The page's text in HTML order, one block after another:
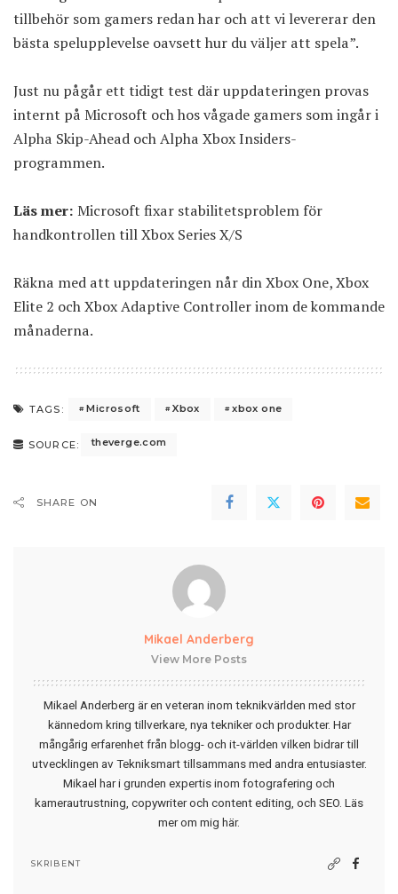
tillbehör som gamers redan har och att vi levererar den
bästa spelupplevelse oavsett hur du väljer att spela”.
Just nu pågår ett tidigt test där uppdateringen provas
internt på Microsoft och hos vågade gamers som ingår i
Alpha Skip-Ahead och Alpha Xbox Insiders-
programmen.
Läs mer: Microsoft fixar stabilitetsproblem för
handkontrollen till Xbox Series X/S
Räkna med att uppdateringen når din Xbox One, Xbox
Elite 2 och Xbox Adaptive Controller inom de kommande
månaderna.
TAGS: Microsoft Xbox xbox one
SOURCE: theverge.com
SHARE ON
Mikael Anderberg
View More Posts
Mikael Anderberg är en veteran inom teknikvärlden med stor
kännedom kring tillverkare, nya tekniker och produkter. Har
mångårig erfarenhet från blogg- och it-världen vilken bidrar till
utvecklingen av Tekniksmart tillsammans med andra entusiaster.
Mikael har i grunden expertis inom fotografering och
kamerautrustning, copywriter och content editing, och SEO. Läs
mer om mig här.
SKRIBENT